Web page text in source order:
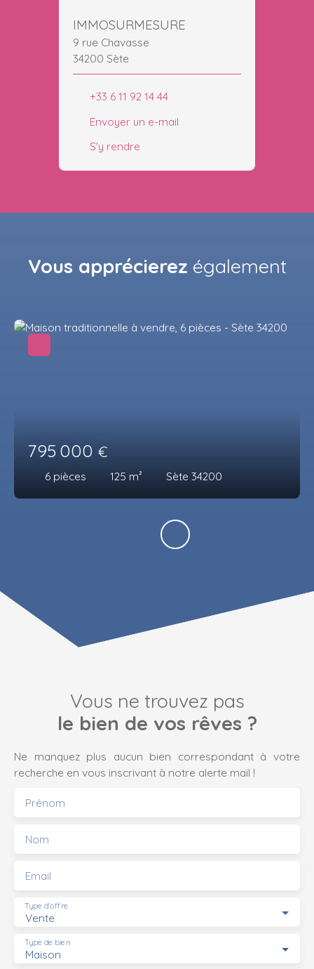
IMMOSURMESURE
9 rue Chavasse
34200 Sète
+33 6 11 92 14 44
Envoyer un e-mail
S'y rendre
Vous apprécierez également
795 000 €
6 pièces 125 m² Sète 34200
Vous ne trouvez pas
le bien de vos rêves ?
Ne manquez plus aucun bien correspondant à votre
recherche en vous inscrivant à notre alerte mail !
Prénom
Nom
Email
Vente
Type d'offre
Maison
Type de bien